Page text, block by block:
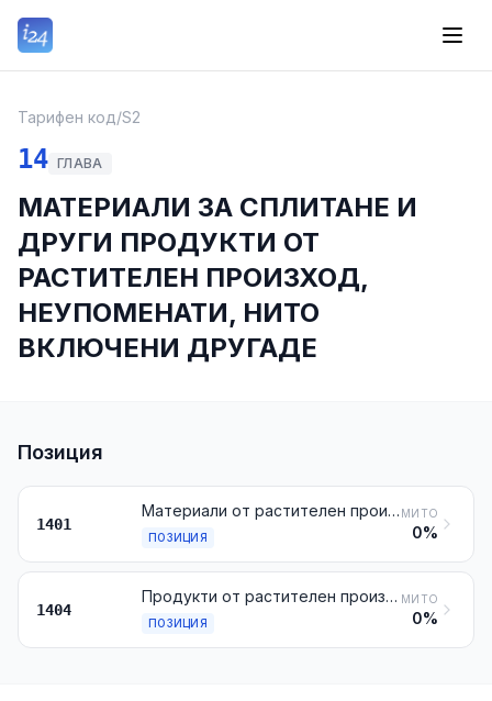
Тарифен код/S2
14 ГЛАВА
МАТЕРИАЛИ ЗА СПЛИТАНЕ И
ДРУГИ ПРОДУКТИ ОТ
РАСТИТЕЛЕН ПРОИЗХОД,
НЕУПОМЕНАТИ, НИТО
ВКЛЮЧЕНИ ДРУГАДЕ
Позиция
1401
Материали от растителен произход от видовете, използвани главно в кошничарството или за изплитане на рогозки и други подобни изделия (например бамбук, ратан, тръстика, ракита, рафия, слами от почистени житни растения, избелени или боядисани, кори от липа)
ПОЗИЦИЯ
МИТО
0%
1404
Продукти от растителен произход, неупоменати, нито включени другаде
ПОЗИЦИЯ
МИТО
0%